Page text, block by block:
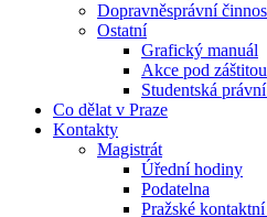
Dopravněsprávní
Ostatní
Grafický manuál
Akce pod
Studentská
Co dělat v Praze
Kontakty
Magistrát
Úřední hodiny
Podatelna
Pražské